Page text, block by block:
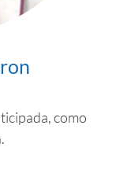
como